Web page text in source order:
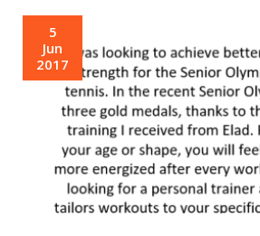
5
Jun
2017